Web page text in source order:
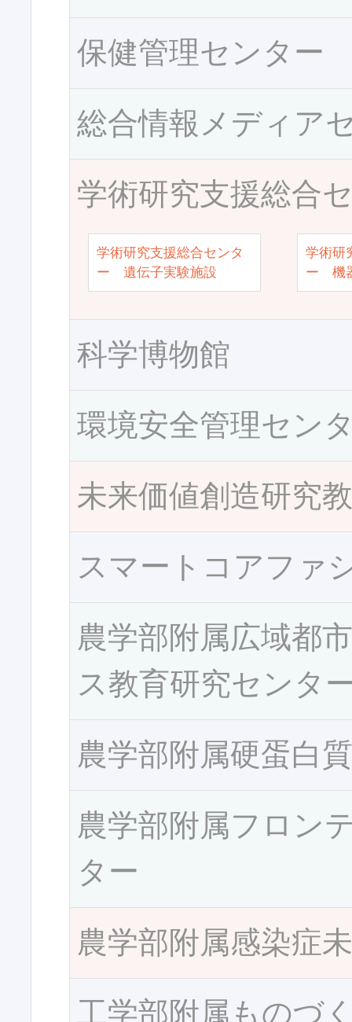
保健管理センター
総合情報メディア
学術研究支援総合
学術研究支援総合センタ
ー 遺伝子実験施設
学術研
ー 機
科学博物館
環境安全管理セン
未来価値創造研究
スマートコアファ
農学部附属広域都
ス教育研究センタ
農学部附属硬蛋白
農学部附属フロン
ター
農学部附属感染症
工学部附属ものづ